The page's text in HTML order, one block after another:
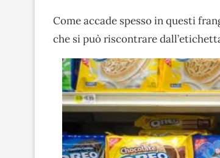
Come accade spesso in questi
che si può riscontrare